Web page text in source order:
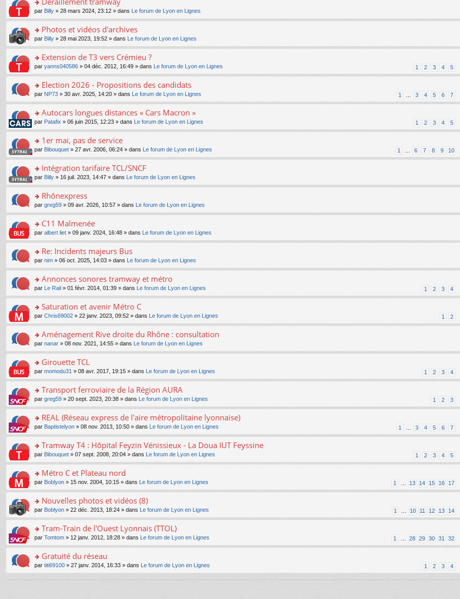
nt
ré
c
e
nt
le
pl
u
s
ré
c
e
nt
n
le
pl
u
s
ré
c
e
nt
a
g
e
n
n
le
pl
u
s
ré
c
e
nt
m
e
s
a
g
e
n
n
le
pl
u
s
ré
c
e
nt
ult
er
le
m
e
s
a
g
e
n
n
le
pl
u
s
ré
c
e
nt
o
n
s
ult
er
le
m
e
s
a
g
e
n
n
le
pl
u
s
ré
c
e
nt
par Billy » 28 mars 2024, 23:12 » dans Le forum de Lyon en Lignes
o
n
s
ult
er
le
m
e
s
a
g
e
n
n
le
pl
u
s
ré
c
e
nt
Photos et vidéos d'archives
par Billy » 28 mai 2023, 19:52 » dans Le forum de Lyon en Lignes
o
n
s
ult
er
le
m
e
s
a
g
e
n
n
le
pl
u
s
ré
c
e
nt
Extension de T3 vers Crémieu ?
1 2 3 4 5
par yanns040586 » 04 déc. 2012, 16:49 » dans Le forum de Lyon en Lignes
o
n
s
ult
er
le
m
e
s
a
g
e
n
n
le
pl
u
s
ré
c
e
nt
Election 2026 - Propositions des candidats
1 … 3 4 5 6 7
par NP73 » 30 avr. 2025, 14:20 » dans Le forum de Lyon en Lignes
o
n
s
ult
er
le
m
e
s
a
g
e
n
n
le
pl
u
s
ré
c
e
nt
Autocars longues distances « Cars Macron »
1 2 3 4 5
par Patafix » 06 juin 2015, 12:23 » dans Le forum de Lyon en Lignes
o
n
s
ult
er
le
m
e
s
a
g
e
n
n
le
pl
u
s
ré
c
e
nt
1er mai, pas de service
1 … 6 7 8 9 10
par Bibouquet » 27 avr. 2006, 06:24 » dans Le forum de Lyon en Lignes
o
n
s
ult
er
le
m
e
s
a
g
e
n
n
le
pl
u
s
ré
c
e
nt
Intégration tarifaire TCL/SNCF
par Billy » 16 juil. 2023, 14:47 » dans Le forum de Lyon en Lignes
o
n
s
ult
er
le
m
e
s
a
g
e
n
n
le
pl
u
s
ré
c
e
nt
Rhônexpress
par greg59 » 09 avr. 2026, 10:57 » dans Le forum de Lyon en Lignes
o
n
s
ult
er
le
m
e
s
a
g
e
n
n
le
pl
u
s
ré
c
e
nt
C11 Malmenée
par albert liet » 09 janv. 2024, 16:48 » dans Le forum de Lyon en Lignes
o
n
s
ult
er
le
m
e
s
a
g
e
n
n
le
pl
u
s
ré
c
e
nt
Re: Incidents majeurs Bus
par nim » 06 oct. 2025, 14:03 » dans Le forum de Lyon en Lignes
o
n
s
ult
er
le
m
e
s
a
g
e
n
n
le
pl
u
s
ré
c
e
nt
Annonces sonores tramway et métro
1 2 3 4
par Le Rail » 01 févr. 2014, 01:39 » dans Le forum de Lyon en Lignes
o
n
s
ult
er
le
m
e
s
a
g
e
n
n
le
pl
u
s
ré
c
e
nt
Saturation et avenir Métro C
1 2
par Chris69002 » 22 janv. 2023, 09:52 » dans Le forum de Lyon en Lignes
o
n
s
ult
er
le
m
e
s
a
g
e
n
n
le
pl
u
s
ré
c
e
nt
Aménagement Rive droite du Rhône : consultation
par nanar » 08 nov. 2021, 14:55 » dans Le forum de Lyon en Lignes
o
n
s
ult
er
le
m
e
s
a
g
e
n
n
le
pl
u
s
ré
c
e
nt
Girouette TCL
1 2 3 4
par momodu31 » 08 avr. 2017, 19:15 » dans Le forum de Lyon en Lignes
o
n
s
ult
er
le
m
e
s
a
g
e
n
n
le
pl
u
s
ré
c
Transport ferroviaire de la Région AURA
1 2 3
par greg59 » 20 sept. 2023, 20:38 » dans Le forum de Lyon en Lignes
o
n
s
ult
er
le
m
e
s
a
g
e
n
n
le
pl
u
s
REAL (Réseau express de l'aire métropolitaine lyonnaise)
1 … 3 4 5 6 7
par Baptistelyon » 08 nov. 2013, 10:50 » dans Le forum de Lyon en Lignes
o
n
s
ult
er
le
m
e
s
a
g
e
n
n
Tramway T4 : Hôpital Feyzin Vénissieux - La Doua IUT Feyssine
1 2 3 4 5
par Bibouquet » 07 sept. 2008, 20:04 » dans Le forum de Lyon en Lignes
o
n
s
ult
er
le
m
e
s
a
g
e
Métro C et Plateau nord
1 … 13 14 15 16 17
par Boblyon » 15 nov. 2004, 10:15 » dans Le forum de Lyon en Lignes
o
n
s
ult
er
le
m
e
s
s
Nouvelles photos et vidéos (8)
1 … 10 11 12 13 14
par Boblyon » 22 déc. 2013, 18:24 » dans Le forum de Lyon en Lignes
o
n
s
ult
er
Tram-Train de l'Ouest Lyonnais (TTOL)
1 … 28 29 30 31 32
par Tomtom » 12 janv. 2012, 18:28 » dans Le forum de Lyon en Lignes
o
n
s
Gratuité du réseau
1 2 3 4
par titi69100 » 27 janv. 2014, 16:33 » dans Le forum de Lyon en Lignes